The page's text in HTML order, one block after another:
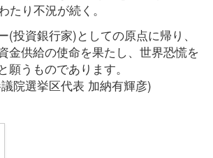
たり不況が続く。
(投資銀行家)としての原点に帰り、
金供給の使命を果たし、世界恐慌を
願うものであります。
院選挙区代表 加納有輝彦)